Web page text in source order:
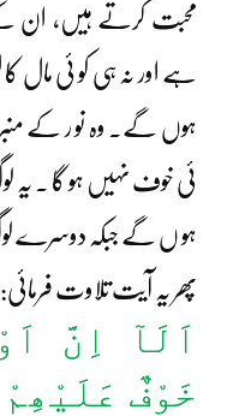
محبت کرتے ہیں، ان
ہے اور نہ ہی کو ئی مال
ہوں گے۔ وہ نو ر کے
ئی خوف نہیں ہو گا ۔ یہ
ہو ں گے جبکہ دوسرے
پھر یہ آیت تلاوت فرمائی:
اَلَآ اِنَّ
خَوْفٌ عَلَیْھِمْ